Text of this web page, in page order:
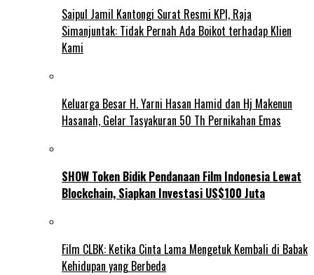
Saipul Jamil Kantongi Surat Resmi KPI, Raja
Simanjuntak: Tidak Pernah Ada Boikot terhadap Klien
Kami
Keluarga Besar H. Yarni Hasan Hamid dan Hj Makenun
Hasanah, Gelar Tasyakuran 50 Th Pernikahan Emas
SHOW Token Bidik Pendanaan Film Indonesia Lewat
Blockchain, Siapkan Investasi US$100 Juta
Film CLBK: Ketika Cinta Lama Mengetuk Kembali di Babak
Kehidupan yang Berbeda